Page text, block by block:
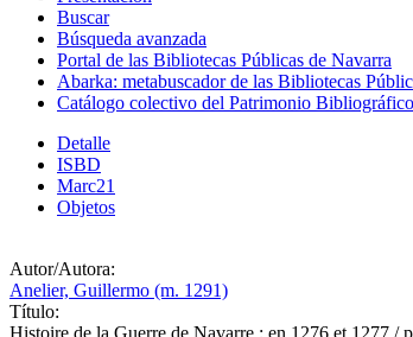
Buscar
Búsqueda avanzada
Portal de las Bibliotecas Públicas de Navarra
Abarka: metabuscador de las Bibliotecas
Catálogo colectivo del Patrimonio Bibliográfico
Detalle
ISBD
Marc21
Objetos
Autor/Autora:
Anelier, Guillermo (m. 1291)
Título:
Histoire de la Guerre de Navarre : en 1276 et 1277 /